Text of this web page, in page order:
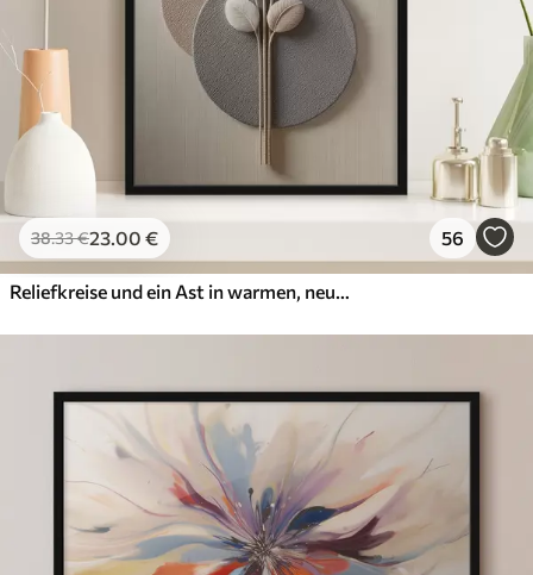
38.33€23.00 € 56
Reliefkreise und ein Ast in warmen, neutralen Farbtönen